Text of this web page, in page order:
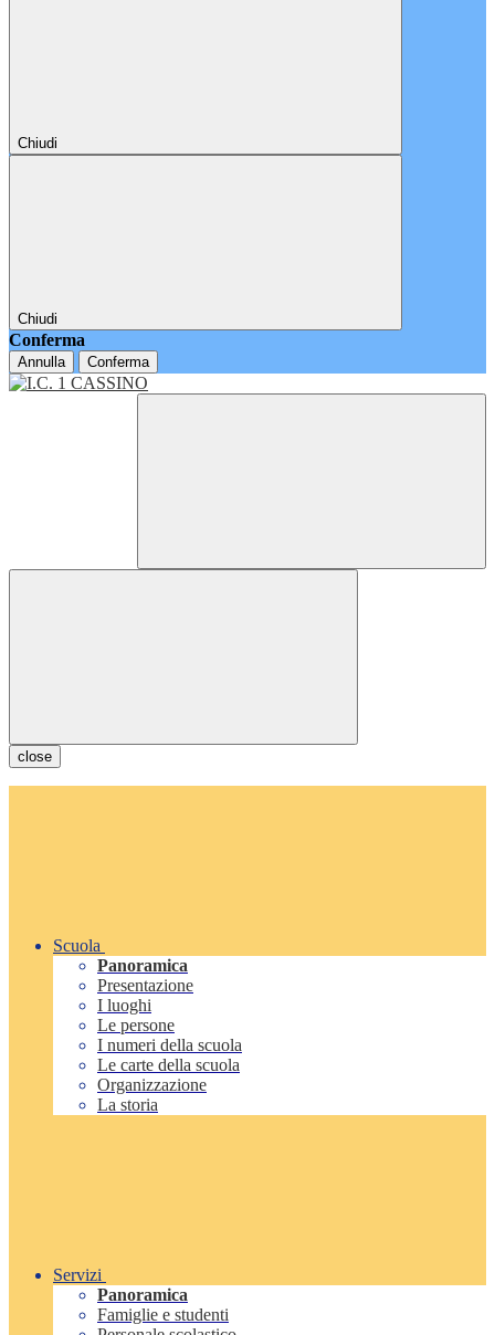
Chiudi
Chiudi
Conferma
Annulla Conferma
close
Scuola
Panoramica
Presentazione
I luoghi
Le persone
I numeri della scuola
Le carte della scuola
Organizzazione
La storia
Servizi
Panoramica
Famiglie e studenti